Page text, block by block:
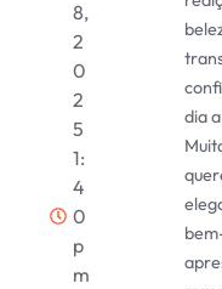
8,
2
0
2
5
1:
4
0
p
m
dia